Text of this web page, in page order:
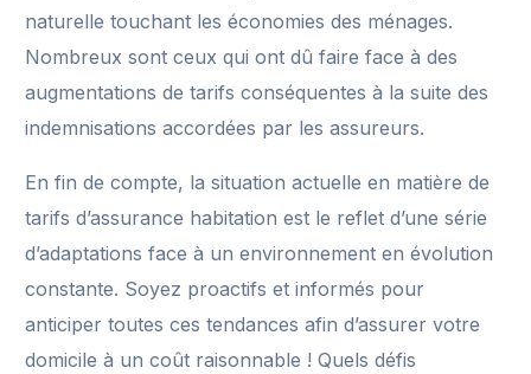
naturelle touchant les économies des ménages.
Nombreux sont ceux qui ont dû faire face à des
augmentations de tarifs conséquentes à la suite des
indemnisations accordées par les assureurs.
En fin de compte, la situation actuelle en matière de
tarifs d’assurance habitation est le reflet d’une série
d’adaptations face à un environnement en évolution
constante. Soyez proactifs et informés pour
anticiper toutes ces tendances afin d’assurer votre
domicile à un coût raisonnable ! Quels défis